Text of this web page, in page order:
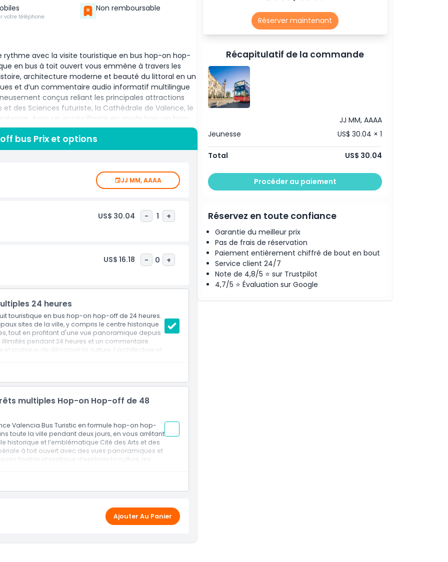
votre téléphone
Non remboursable
avec la visite touristique en bus hop-on hop-
en bus à toit ouvert vous emmène à travers les
architecture moderne et beauté du littoral en un
et d’un commentaire audio informatif multilingue
conçus reliant les principales attractions
et des Sciences futuriste, la Cathédrale de Valence, le
Avec un accès illimité en mode hop-on hop-
explorer chaque arrêt quand vous le souhaitez et
Que vous souhaitiez flâner dans des places
dans des rues animées ou vous détendre près de la
air, rendant la visite agréable pour les couples, les
idéale à Valence pour les visiteurs de première
bus Prix et options
JJ MM, AAAA
US$ 30.04 - 1 +
US$ 16.18 - 0 +
24 heures
touristique en bus hop-on hop-off de 24 heures.
sites de la ville, y compris le centre historique
tout en profitant d'une vue panoramique depuis
pendant 24 heures et un commentaire
pratique de découvrir la culture, l’architecture et
de Valence
et histoire sur les sites touristiques
multiples Hop-on Hop-off de 48
Valencia Bus Turistic en formule hop-on hop-
toute la ville pendant deux jours, en vous arrêtant
historique et l’emblématique Cité des Arts et des
à toit ouvert avec des vues panoramiques et
flexible et pratique d’explorer la culture, les
Valence
Ajouter Au Panier
Réserver maintenant
Récapitulatif de la commande
JJ MM, AAAA
Jeunesse
US$ 30.04 × 1
Total US$ 30.04
Procéder au paiement
Réservez en toute confiance
Garantie du meilleur prix
Pas de frais de réservation
Paiement entièrement chiffré de bout en bout
Service client 24/7
Note de 4,8/5 ⭐ sur Trustpilot
4,7/5 ⭐ Évaluation sur Google